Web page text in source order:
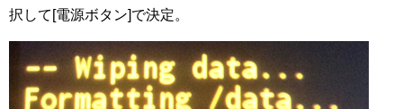
択して[電源ボタン]で決定。